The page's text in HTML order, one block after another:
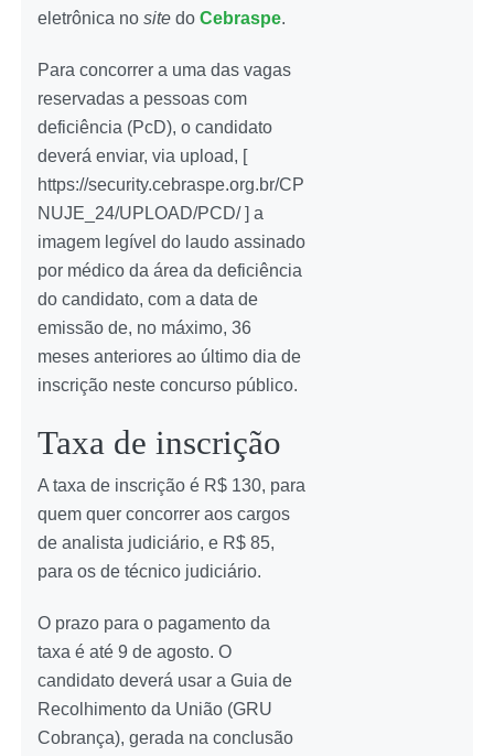
eletrônica no sitedo Cebraspe.
Para concorrer a uma das vagas
reservadas a pessoas com
deficiência (PcD), o candidato
deverá enviar, via upload, [
https://security.cebraspe.org.br/CP
NUJE_24/UPLOAD/PCD/ ] a
imagem legível do laudo assinado
por médico da área da deficiência
do candidato, com a data de
emissão de, no máximo, 36
meses anteriores ao último dia de
inscrição neste concurso público.
Taxa de inscrição
A taxa de inscrição é R$ 130, para
quem quer concorrer aos cargos
de analista judiciário, e R$ 85,
para os de técnico judiciário.
O prazo para o pagamento da
taxa é até 9 de agosto. O
candidato deverá usar a Guia de
Recolhimento da União (GRU
Cobrança), gerada na conclusão